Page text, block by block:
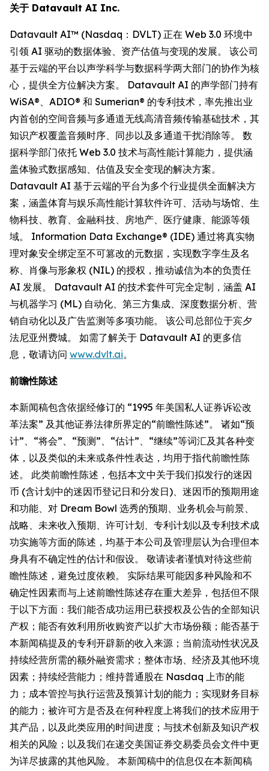
关于 Datavault AI Inc.
Datavault AI™ (Nasdaq：DVLT) 正在 Web 3.0 环境中
引领 AI 驱动的数据体验、资产估值与变现的发展。 该公司
基于云端的平台以声学科学与数据科学两大部门的协作为核
心，提供全方位解决方案。 Datavault AI 的声学部门持有
WiSA®、ADIO® 和 Sumerian® 的专利技术，率先推出业
内首创的空间音频与多通道无线高清音频传输基础技术，其
知识产权覆盖音频时序、同步以及多通道干扰消除等。 数
据科学部门依托 Web 3.0 技术与高性能计算能力，提供涵
盖体验式数据感知、估值及安全变现的解决方案。
Datavault AI 基于云端的平台为多个行业提供全面解决方
案，涵盖体育与娱乐高性能计算软件许可、活动与场馆、生
物科技、教育、金融科技、房地产、医疗健康、能源等领
域。 Information Data Exchange® (IDE) 通过将真实物
理对象安全绑定至不可篡改的元数据，实现数字孪生及名
称、肖像与形象权 (NIL) 的授权，推动诚信为本的负责任
AI 发展。 Datavault AI 的技术套件可完全定制，涵盖 AI
与机器学习 (ML) 自动化、第三方集成、深度数据分析、营
销自动化以及广告监测等多项功能。 该公司总部位于宾夕
法尼亚州费城。 如需了解关于 Datavault AI 的更多信
息，敬请访问 www.dvlt.ai。
前瞻性陈述
本新闻稿包含依据经修订的 “1995 年美国私人证券诉讼改
革法案” 及其他证券法律所界定的“前瞻性陈述”。 诸如“预
计”、“将会”、“预测”、“估计”、“继续”等词汇及其各种变
体，以及类似的未来或条件性表达，均用于指代前瞻性陈
述。 此类前瞻性陈述，包括本文中关于我们拟发行的迷因
币 (含计划中的迷因币登记日和分发日)、迷因币的预期用途
和功能、对 Dream Bowl 选秀的预期、业务机会与前景、
战略、未来收入预期、许可计划、专利计划以及专利技术成
功实施等方面的陈述，均基于本公司及管理层认为合理但本
身具有不确定性的估计和假设。 敬请读者谨慎对待这些前
瞻性陈述，避免过度依赖。 实际结果可能因多种风险和不
确定性因素而与上述前瞻性陈述存在重大差异，包括但不限
于以下方面：我们能否成功运用已获授权及公告的全部知识
产权；能否有效利用所收购资产以扩大市场份额；能否基于
本新闻稿提及的专利开辟新的收入来源；当前流动性状况及
持续经营所需的额外融资需求；整体市场、经济及其他环境
因素；持续经营能力；维持普通股在 Nasdaq 上市的能
力；成本管控与执行运营及预算计划的能力；实现财务目标
的能力；被许可方是否及在何种程度上将我们的技术应用于
其产品，以及此类应用的时间进度；与技术创新及知识产权
相关的风险；以及我们在递交美国证券交易委员会文件中更
为详尽披露的其他风险。 本新闻稿中的信息仅在本新闻稿